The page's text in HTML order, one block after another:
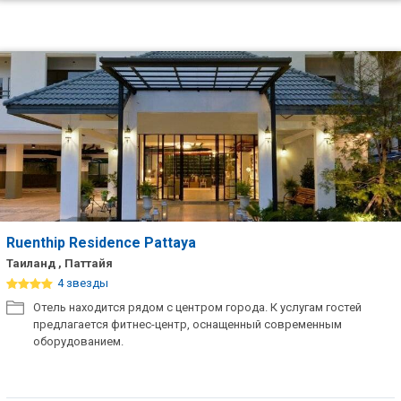
Ruenthip Residence Pattaya
Таиланд , Паттайя
4 звезды
Отель находится рядом с центром города. К услугам гостей
предлагается фитнес-центр, оснащенный современным
оборудованием.